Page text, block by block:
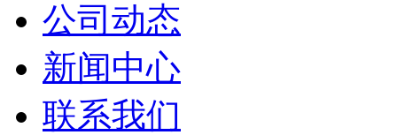
公司动态
新闻中心
联系我们